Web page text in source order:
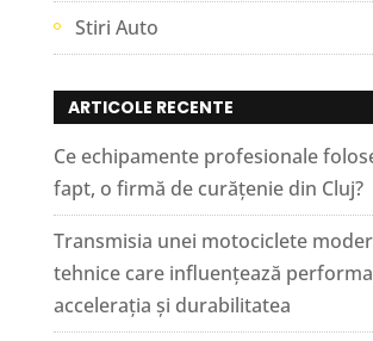
Stiri Auto
ARTICOLE RECENTE
Ce echipamente profesionale
fapt, o firmă de curățenie din Cluj?
Transmisia unei motociclete
tehnice care influențează
accelerația și durabilitatea